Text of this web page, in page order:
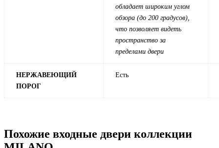
обладает широким углом
обзора (до 200 градусов),
что позволяет видеть
пространство за
пределами двери
НЕРЖАВЕЮЩИЙ
ПОРОГ
Есть
Похожие входные двери коллекции